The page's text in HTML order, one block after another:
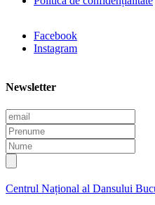
Facebook
Instagram
Newsletter
E
m
a
i
l
P
r
e
n
m
N
u
m
e
Centrul Național al Dansului